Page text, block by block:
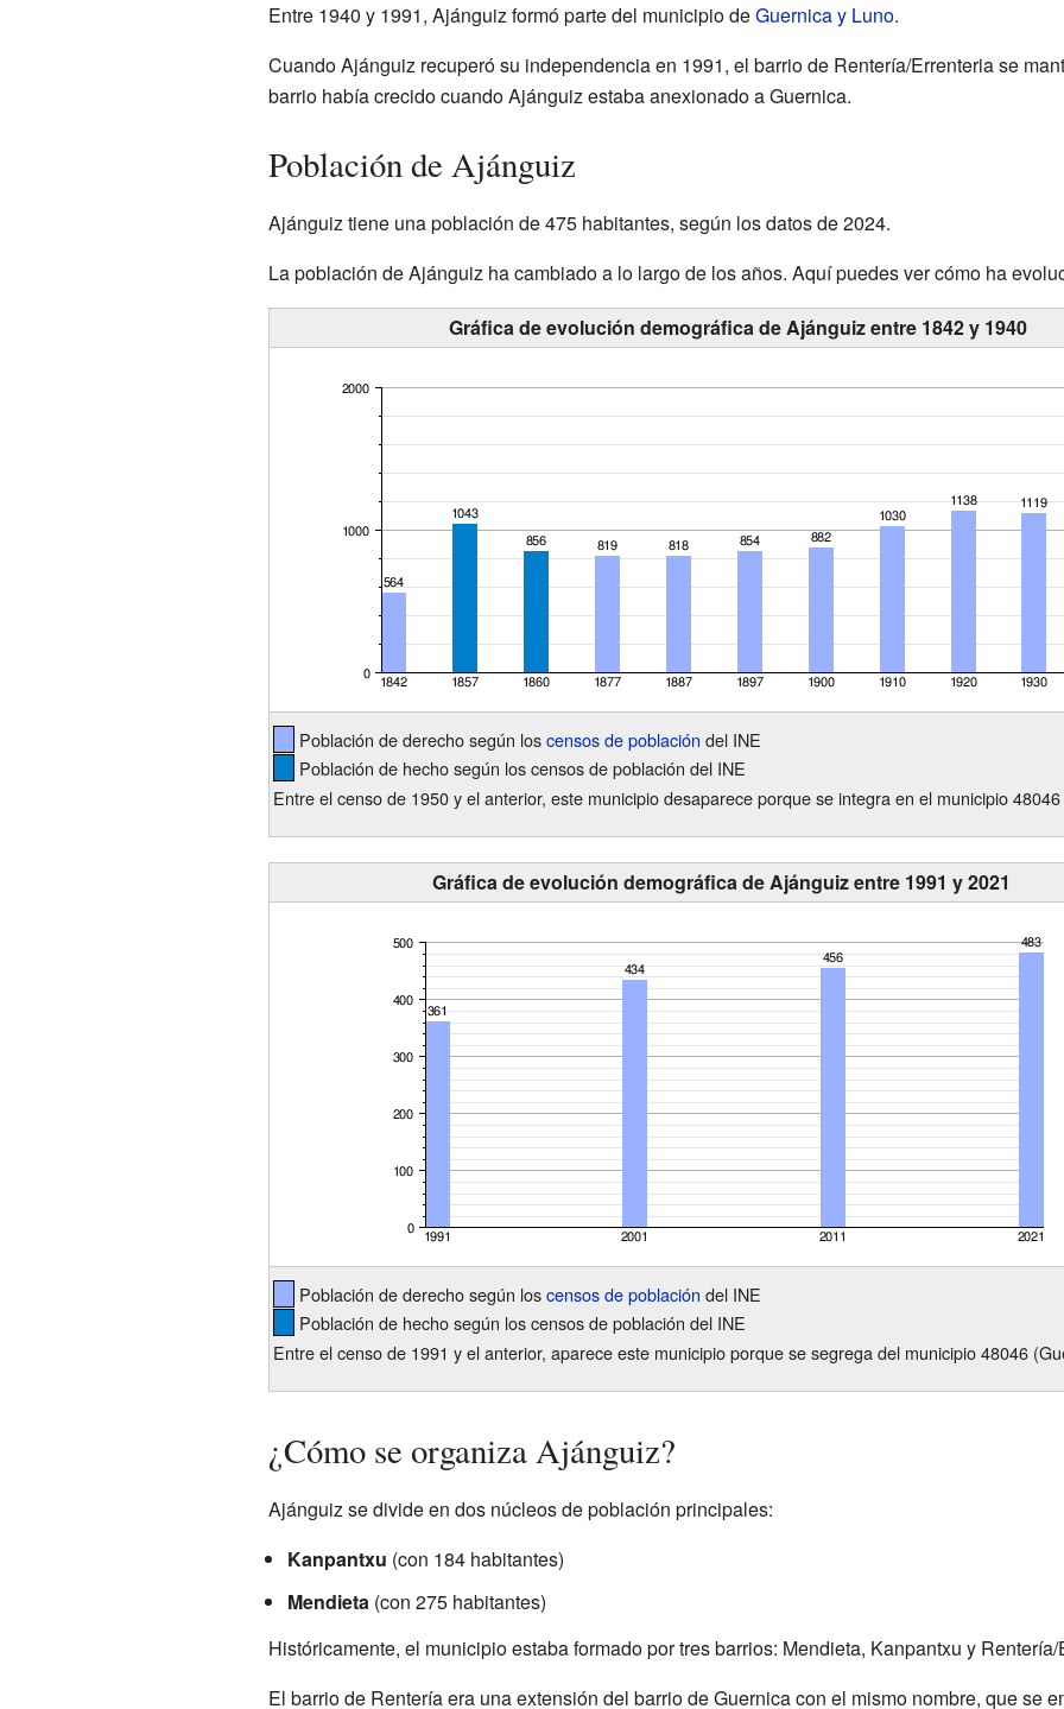
Entre 1940 y 1991, Ajánguiz formó parte del municipio deGuernica y Luno.
Cuando Ajánguiz recuperó su independencia en 1991, el barrio de Rentería/Errenteria se
barrio había crecido cuando Ajánguiz estaba anexionado a Guernica.
Población de Ajánguiz
Ajánguiz tiene una población de 475 habitantes, según los datos de 2024.
La población de Ajánguiz ha cambiado a lo largo de los años. Aquí puedes ver cómo ha
Gráfica de evolución demográfica de Ajánguiz entre 1842 y 1940
Población de derecho según loscensos de población del INE
Población de hecho según los censos de población del INE
Entre el censo de 1950 y el anterior, este municipio desaparece porque se integra en el municipio
Gráfica de evolución demográfica de Ajánguiz entre 1991 y 2021
Población de derecho según loscensos de población del INE
Población de hecho según los censos de población del INE
Entre el censo de 1991 y el anterior, aparece este municipio porque se segrega del municipio 48046
¿Cómo se organiza Ajánguiz?
Ajánguiz se divide en dos núcleos de población principales:
Kanpantxu (con 184 habitantes)
Mendieta (con 275 habitantes)
Históricamente, el municipio estaba formado por tres barrios: Mendieta, Kanpantxu y Rentería/
El barrio de Rentería era una extensión del barrio de Guernica con el mismo nombre, que se